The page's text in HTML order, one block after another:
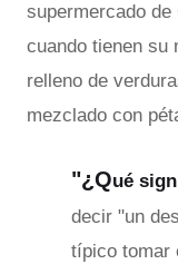
supermercado de
cuando tienen su
relleno de
mezclado con
"¿Qué
decir "un
típico tomar